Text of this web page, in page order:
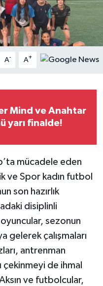
A- A+
Mind ve Anahtar
yarı finalde!
mücadele eden
ve Spor kadın futbol
son hazırlık
disiplinli
sezonun
gelerek çalışmaları
antrenman
çekinmeyi de ihmal
ve futbolcular,